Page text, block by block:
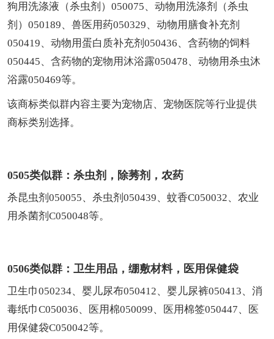
狗用洗涤液（杀虫剂）050075、动物用洗涤剂（杀虫
剂）050189、兽医用药050329、动物用膳食补充剂
050419、动物用蛋白质补充剂050436、含药物的饲料
050445、含药物的宠物用沐浴露050478、动物用杀虫沐
浴露050469等。
该商标类似群内容主要为宠物店、宠物医院等行业提供
商标类别选择。
0505类似群：杀虫剂，除莠剂，农药
杀昆虫剂050055、杀虫剂050439、蚊香C050032、农业
用杀菌剂C050048等。
0506类似群：卫生用品，绷敷材料，医用保健袋
卫生巾050234、婴儿尿布050412、婴儿尿裤050413、消
毒纸巾C050036、医用棉050099、医用棉签050447、医
用保健袋C050042等。